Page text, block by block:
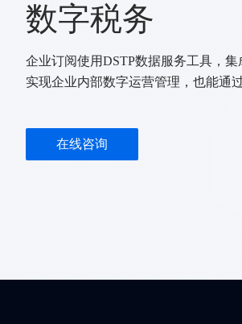
数字税务
企业订阅使用DSTP数据服务工具，
实现企业内部数字运营管理，也能通
在线咨询